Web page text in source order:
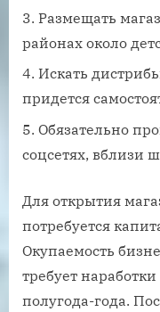
Размещать
районах около
Искать
придется
Обязательно
соцсетях, вблизи
Для открытия
потребуется
Окупаемость
требует
полугода-года.